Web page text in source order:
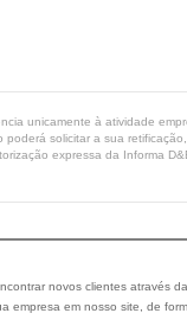
unicamente à atividade
solicitar a sua
expressa da Informa
novos clientes através
empresa em nosso site, de